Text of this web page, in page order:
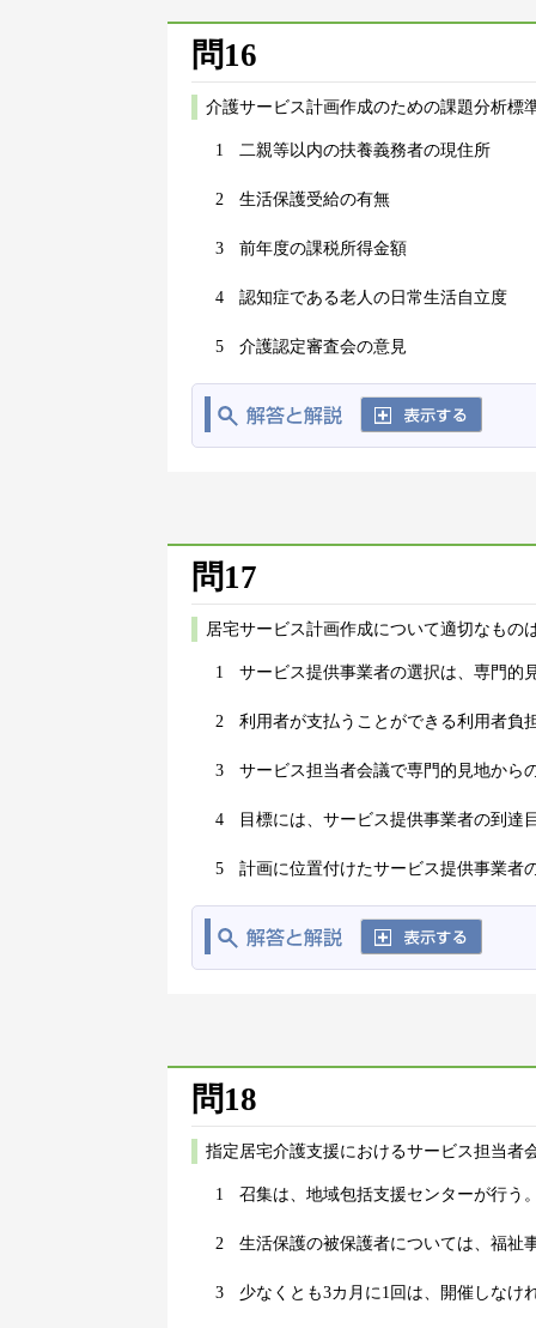
問16
介護サービス計画作成のための課題分析標
1 二親等以内の扶養義務者の現住所
2 生活保護受給の有無
3 前年度の課税所得金額
4 認知症である老人の日常生活自立度
5 介護認定審査会の意見
問17
居宅サービス計画作成について適切なもの
1 サービス提供事業者の選択は、専門的
2 利用者が支払うことができる利用者負
3 サービス担当者会議で専門的見地から
4 目標には、サービス提供事業者の到達
5 計画に位置付けたサービス提供事業者
問18
指定居宅介護支援におけるサービス担当者
1 召集は、地域包括支援センターが行う
2 生活保護の被保護者については、福祉
3 少なくとも3カ月に1回は、開催しなけ